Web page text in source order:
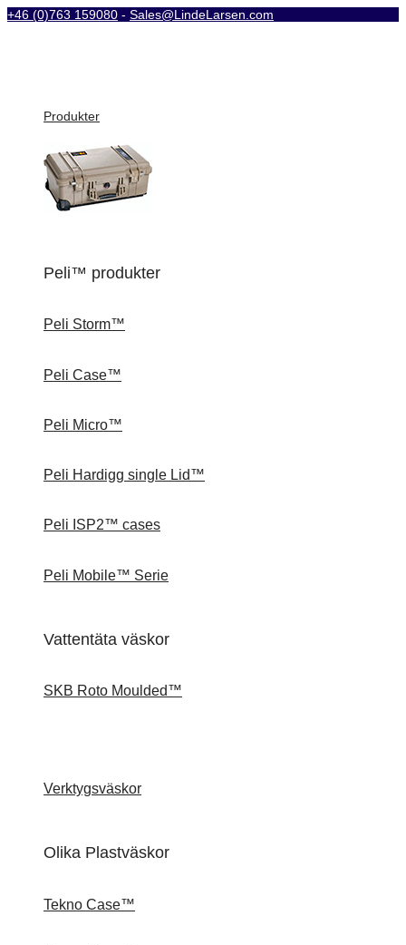
+46 (0)763 159080 - Sales@LindeLarsen.com
Produkter
Peli™ produkter
Peli Storm™
Peli Case™
Peli Micro™
Peli Hardigg single Lid™
Peli ISP2™ cases
Peli Mobile™ Serie
Vattentäta väskor
SKB Roto Moulded™
Verktygsväskor
Olika Plastväskor
Tekno Case™